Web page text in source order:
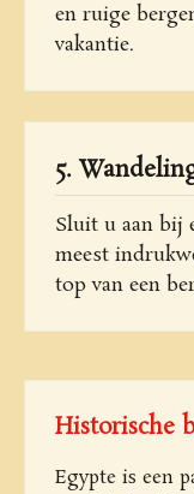
en ruige
vakantie.
5.
Sluit u aan bij
meest
top van een
Historische
Egypte is een